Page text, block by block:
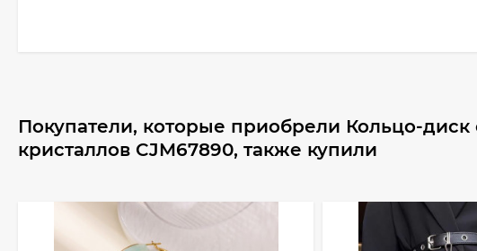
Покупатели, которые приобрели Кольцо-
кристаллов CJM67890, также купили